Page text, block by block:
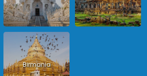
Birmania